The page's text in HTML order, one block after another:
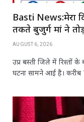
Basti News:मेरा
तकते बुजुर्ग मां ने
AUGUST 6, 2026
उप्र बस्‍ती जिले में रिश्तों
घटना सामने आई है।